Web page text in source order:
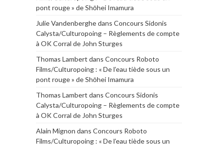
pont rouge » de Shōhei Imamura
Julie Vandenberghedans Concours Sidonis
Calysta/Culturopoing – Règlements de compte
à OK Corral de John Sturges
Thomas Lambert dans Concours Roboto
Films/Culturopoing : « De l’eau tiède sous un
pont rouge » de Shōhei Imamura
Thomas Lambert dans Concours Sidonis
Calysta/Culturopoing – Règlements de compte
à OK Corral de John Sturges
Alain Mignon dans Concours Roboto
Films/Culturopoing : « De l’eau tiède sous un